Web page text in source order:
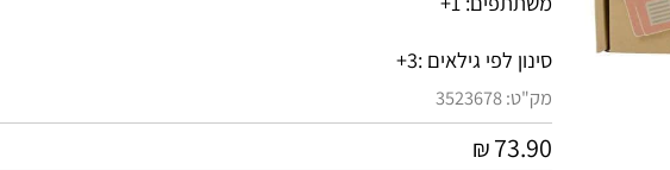
סינון לפי גילאים :3+
מק"ט:3523678